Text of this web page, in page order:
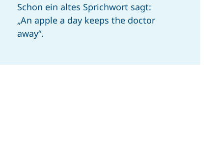
Schon ein altes Sprichwort sagt:
„An apple a day keeps the doctor
away“.